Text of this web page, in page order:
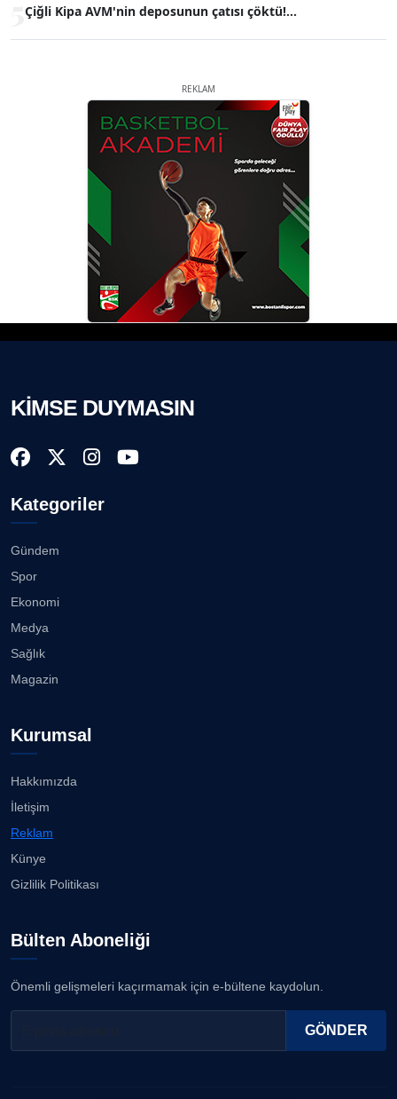
Çiğli Kipa AVM'nin deposunun çatısı çöktü!...
REKLAM
KİMSE DUYMASIN
Kategoriler
Gündem
Spor
Ekonomi
Medya
Sağlık
Magazin
Kurumsal
Hakkımızda
İletişim
Reklam
Künye
Gizlilik Politikası
Bülten Aboneliği
Önemli gelişmeleri kaçırmamak için e-bültene kaydolun.
GÖNDER